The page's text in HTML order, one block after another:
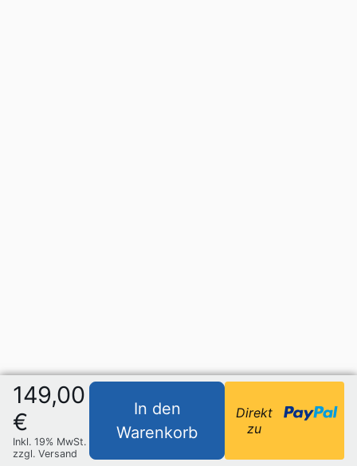
149,00
€
Inkl. 19% MwSt.
zzgl. Versand
In den
Warenkorb
Direkt
zu